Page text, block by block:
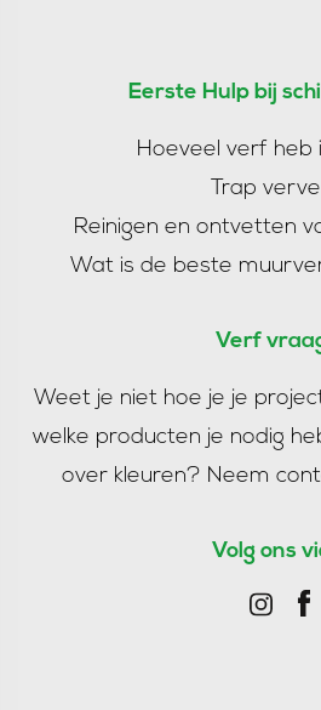
Eerste Hulp bij
Hoeveel verf heb
Trap
Reinigen en ontvetten
Wat is de beste
Verf
Weet je niet hoe je je
welke producten je nodig
over kleuren? Neem
Volg ons